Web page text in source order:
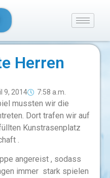
Herren
9, 2014 7:58 a.m.
mussten wir die
Dort trafen wir auf
Kunstrasenplatz
.
angereist , sodass
immer stark spielen